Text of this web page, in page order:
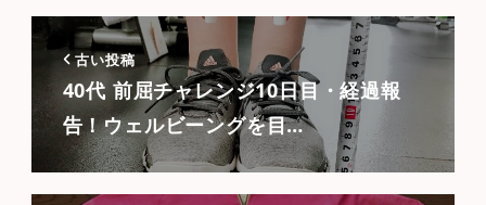
古い投稿
40代 前屈チャレンジ10日目・経過報
告！ウェルビーングを目…